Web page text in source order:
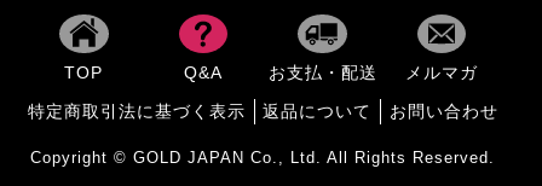
ワッシャーシアーロング
シャツ
8月10日(月) 商品ページへ
TOP Q&A お支払・配送 メルマガ
特定商取引法に基づく表示 返品について お問い合わせ
Copyright © GOLD JAPAN Co., Ltd. All Rights Reserved.